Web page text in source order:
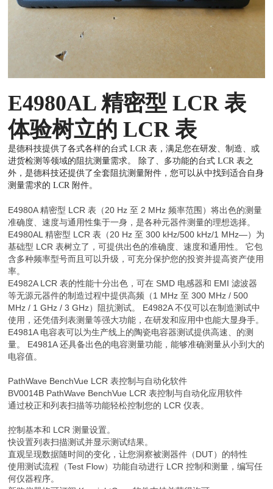
E4980AL 精密型 LCR 表
体验树立的 LCR 表
是德科技提供了各式各样的台式 LCR 表，满足您在研发、制造、或
进货检测等领域的阻抗测量需求。 除了、多功能的台式 LCR 表之
外，是德科技还提供了全套阻抗测量附件，您可以从中找到适合自身
测量需求的 LCR 附件。
E4980A 精密型 LCR 表（20 Hz 至 2 MHz 频率范围）将出色的测量
准确度、速度与通用性集于一身，是各种元器件测量的理想选择。
E4980AL 精密型 LCR 表（20 Hz 至 300 kHz/500 kHz/1 MHz—）为
基础型 LCR 表树立了，可提供出色的准确度、速度和通用性。 它包
含多种频率型号而且可以升级，可充分保护您的投资并提高资产使用
率。
E4982A LCR 表的性能十分出色，可在 SMD 电感器和 EMI 滤波器
等无源元器件的制造过程中提供高频（1 MHz 至 300 MHz / 500
MHz / 1 GHz / 3 GHz）阻抗测试。 E4982A 不仅可以在制造测试中
使用，还凭借列表测量等强大功能，在研发和应用中也能大显身手。
E4981A 电容表可以为生产线上的陶瓷电容器测试提供高速、的测
量。 E4981A 还具备出色的电容测量功能，能够准确测量从小到大的
电容值。
PathWave BenchVue LCR 表控制与自动化软件
BV0014B PathWave BenchVue LCR 表控制与自动化应用软件
通过校正和列表扫描等功能轻松控制您的 LCR 仪表。
控制基本和 LCR 测量设置。
快设置列表扫描测试并显示测试结果。
直观呈现数据随时间的变化，让您洞察被测器件（DUT）的特性
使用测试流程（Test Flow）功能自动进行 LCR 控制和测量，编写任
何仪器程序。